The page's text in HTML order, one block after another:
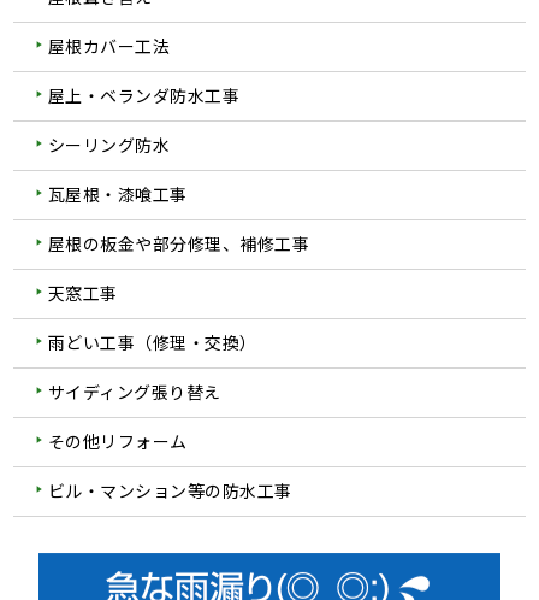
屋根カバー工法
屋上・ベランダ防水工事
シーリング防水
瓦屋根・漆喰工事
屋根の板金や部分修理、補修工事
天窓工事
雨どい工事（修理・交換）
サイディング張り替え
その他リフォーム
ビル・マンション等の防水工事